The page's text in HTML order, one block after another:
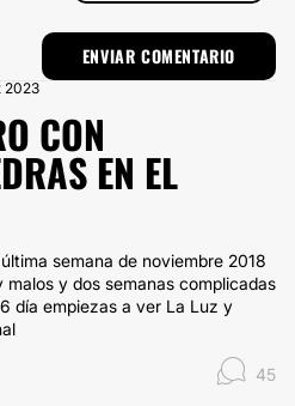
2023
CON
EN EL
semana de noviembre 2018
y dos semanas complicadas
día empiezas a ver La Luz y
45